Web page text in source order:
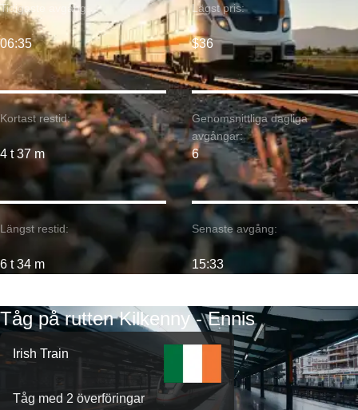
Kortast restid:
4 t 37 m
Tidigaste avgång:
06:35
Längst restid:
6 t 34 m
Lägst pris:
$36
Genomsnittliga dagliga
avgångar:
6
Senaste avgång:
15:33
Tåg på rutten Kilkenny - Ennis
Irish Train
Tåg med 2 överföringar